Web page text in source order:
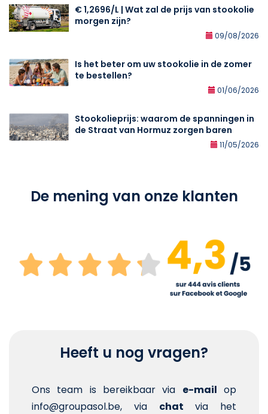
€ 1,2696/L | Wat zal de prijs van stookolie
morgen zijn?
09/08/2026
Is het beter om uw stookolie in de zomer
te bestellen?
01/06/2026
Stookolieprijs: waarom de spanningen in
de Straat van Hormuz zorgen baren
11/05/2026
De mening van onze klanten
Heeft u nog vragen?
Ons team is bereikbaar via e-mail op
info@groupasol.be, via chat via het